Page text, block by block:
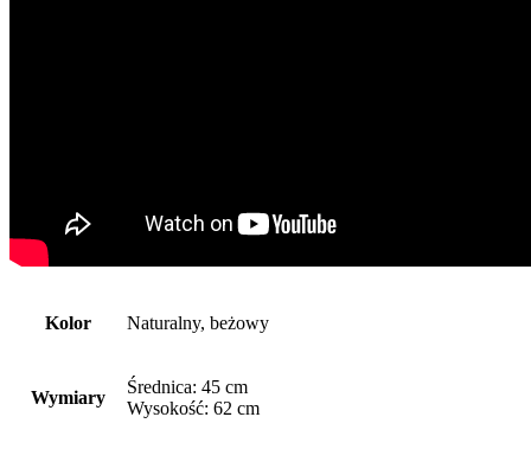
Kolor Naturalny, beżowy
Wymiary
Średnica: 45 cm
Wysokość: 62 cm